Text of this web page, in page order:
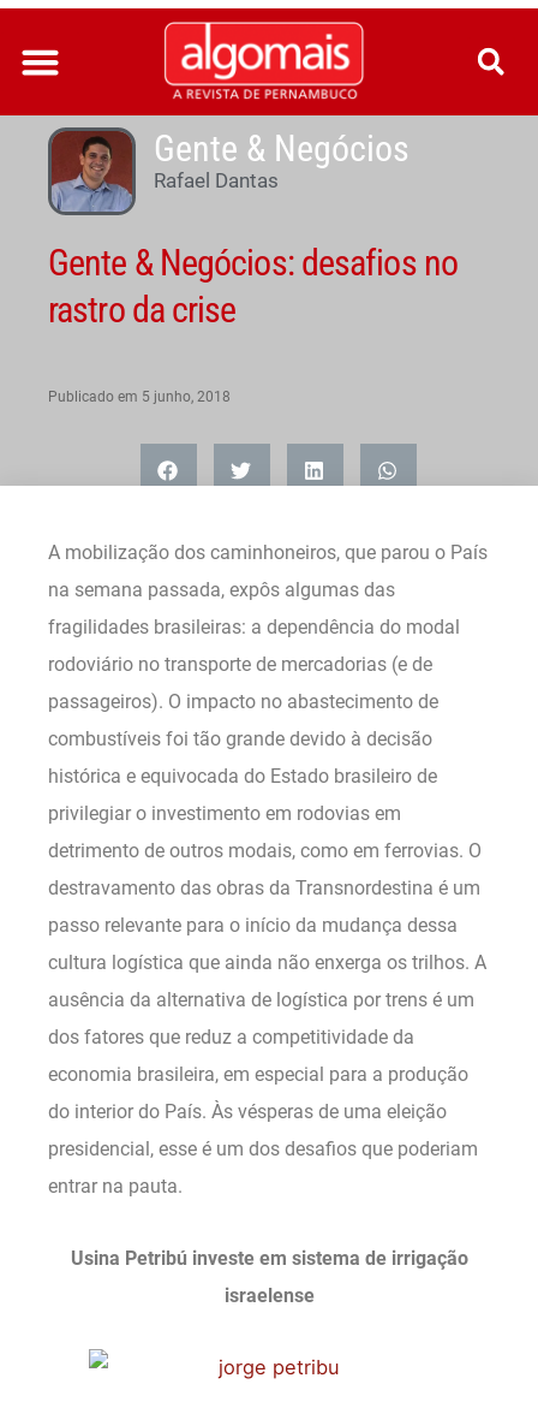
Ir
para
conteúdo
Gente & Negócios
Rafael Dantas
Gente & Negócios: desafios no
rastro da crise
Publicado em 5 junho, 2018
A mobilização dos caminhoneiros, que parou o País
na semana passada, expôs algumas das
fragilidades brasileiras: a dependência do modal
rodoviário no transporte de mercadorias (e de
passageiros). O impacto no abastecimento de
combustíveis foi tão grande devido à decisão
histórica e equivocada do Estado brasileiro de
privilegiar o investimento em rodovias em
detrimento de outros modais, como em ferrovias. O
destravamento das obras da Transnordestina é um
passo relevante para o início da mudança dessa
cultura logística que ainda não enxerga os trilhos. A
ausência da alternativa de logística por trens é um
dos fatores que reduz a competitividade da
economia brasileira, em especial para a produção
do interior do País. Às vésperas de uma eleição
presidencial, esse é um dos desafios que poderiam
entrar na pauta.
Usina Petribú investe em sistema de irrigação
israelense